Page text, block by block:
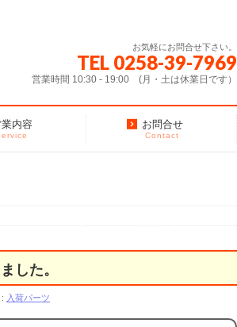
お気軽にお問合せ下さい。
TEL 0258-39-7969
営業時間 10:30 - 19:00 (月・土は休業日です）
内容 お問合せ
Contact
した。
入荷パーツ